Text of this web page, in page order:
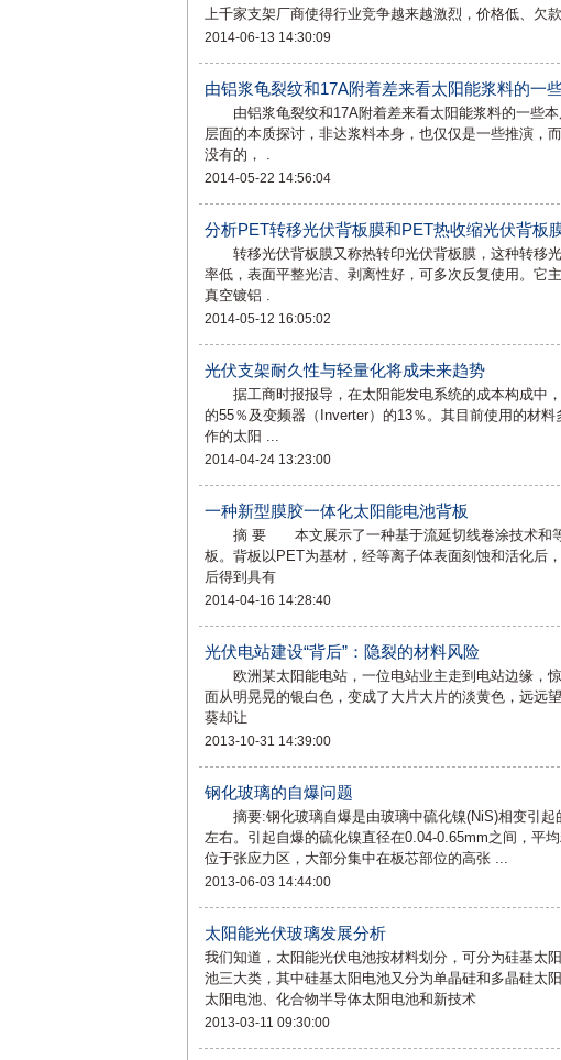
上千家支架厂商使得行业竞争越来越激烈，价格低、欠
2014-06-13 14:30:09
由铝浆龟裂纹和17A附着差来看太阳能浆料的一些
由铝浆龟裂纹和17A附着差来看太阳能浆料的一些
层面的本质探讨，非达浆料本身，也仅仅是一些推演
没有的， .
2014-05-22 14:56:04
分析PET转移光伏背板膜和PET热收缩光伏背板
转移光伏背板膜又称热转印光伏背板膜，这种转移
率低，表面平整光洁、剥离性好，可多次反复使用。它
真空镀铝 .
2014-05-12 16:05:02
光伏支架耐久性与轻量化将成未来趋势
据工商时报报导，在太阳能发电系统的成本构成中
的55％及变频器（Inverter）的13％。其目前使用的材
作的太阳 ...
2014-04-24 13:23:00
一种新型膜胶一体化太阳能电池背板
摘 要 本文展示了一种基于流延切线卷涂技术和等
板。背板以PET为基材，经等离子体表面刻蚀和活化后
后得到具有
2014-04-16 14:28:40
光伏电站建设“背后”：隐裂的材料风险
欧洲某太阳能电站，一位电站业主走到电站边缘，
面从明晃晃的银白色，变成了大片大片的淡黄色，远远
葵却让
2013-10-31 14:39:00
钢化玻璃的自爆问题
摘要:钢化玻璃自爆是由玻璃中硫化镍(NiS)相变引起
左右。引起自爆的硫化镍直径在0.04-0.65mm之间，平
位于张应力区，大部分集中在板芯部位的高张 ...
2013-06-03 14:44:00
太阳能光伏玻璃发展分析
我们知道，太阳能光伏电池按材料划分，可分为硅基太
池三大类，其中硅基太阳电池又分为单晶硅和多晶硅太
太阳电池、化合物半导体太阳电池和新技术
2013-03-11 09:30:00